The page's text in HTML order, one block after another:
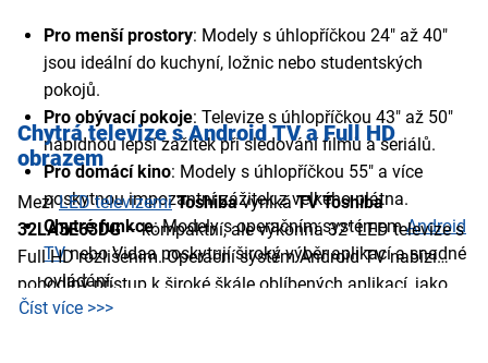
Pro menší prostory: Modely s úhlopříčkou 24" až 40"
jsou ideální do kuchyní, ložnic nebo studentských
pokojů.
Pro obývací pokoje: Televize s úhlopříčkou 43" až 50"
nabídnou lepší zážitek při sledování filmů a seriálů.
Pro domácí kino: Modely s úhlopříčkou 55" a více
poskytnou impozantní zážitek z velkého plátna.
Chytré funkce: Modely s operačním systémemAndroid
TVnebo Vidaa poskytují široký výběr aplikací a snadné
ovládání.
Kvalitní zvuk
Chytrá televize s Android TV a Full HD
obrazem
MeziLED televizemi ToshibavynikáTVToshiba
32LA3E63DG– kompaktní, ale výkonná 32" LED televize s
Full HD rozlišením. Operační systém Android TV nabízí
pohodlný přístup k široké škále oblíbených aplikací, jako
jsou Netflix, YouTube, HBO Max nebo HbbTV. Technologie
Číst více >>>